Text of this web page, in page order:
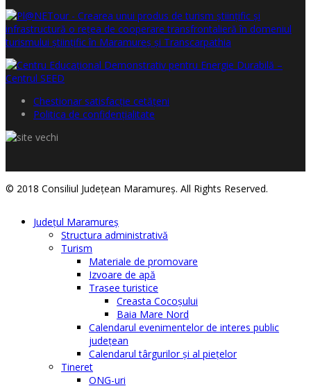
Chestionar satisfacţie cetăţeni
Politica de confidențialitate
© 2018 Consiliul Judeţean Maramureş. All Rights Reserved.
Judeţul Maramureş
Structura administrativă
Turism
Materiale de promovare
Izvoare de apă
Trasee turistice
Creasta Cocoșului
Baia Mare Nord
Calendarul evenimentelor de interes public
judeţean
Calendarul târgurilor şi al pieţelor
Tineret
ONG-uri